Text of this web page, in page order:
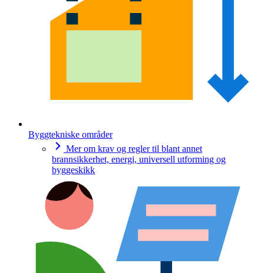
Byggtekniske områder
Mer om krav og regler til blant annet
brannsikkerhet, energi, universell utforming og
byggeskikk